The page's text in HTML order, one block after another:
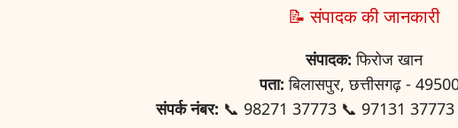
📝 संपादक की जानकारी
संपादक: फिरोज खान
पता: बिलासपुर, छत्तीसगढ़ -
संपर्क नंबर: 📞 98271 37773 📞 97131